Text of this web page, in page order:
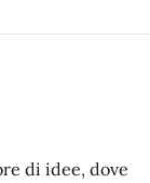
di idee, dove